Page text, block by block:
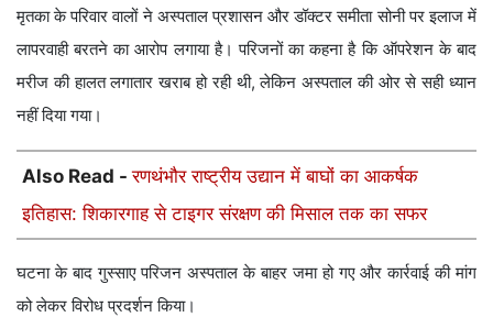
मृतका के परिवार वालों ने अस्पताल प्रशासन और डॉक्टर समीता सोनी पर इलाज में
लापरवाही बरतने का आरोप लगाया है। परिजनों का कहना है कि ऑपरेशन के बाद
मरीज की हालत लगातार खराब हो रही थी, लेकिन अस्पताल की ओर से सही ध्यान
नहीं दिया गया।
Also Read -रणथंभौर राष्ट्रीय उद्यान में बाघों का आकर्षक
इतिहास: शिकारगाह से टाइगर संरक्षण की मिसाल तक का सफर
घटना के बाद गुस्साए परिजन अस्पताल के बाहर जमा हो गए और कार्रवाई की मांग
को लेकर विरोध प्रदर्शन किया।